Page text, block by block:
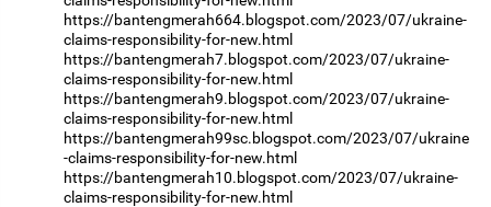
https://bantengmerah664.blogspot.com/2023/07/ukraine-
claims-responsibility-for-new.html
https://bantengmerah7.blogspot.com/2023/07/ukraine-
claims-responsibility-for-new.html
https://bantengmerah9.blogspot.com/2023/07/ukraine-
claims-responsibility-for-new.html
https://bantengmerah99sc.blogspot.com/2023/07/ukraine
-claims-responsibility-for-new.html
https://bantengmerah10.blogspot.com/2023/07/ukraine-
claims-responsibility-for-new.html